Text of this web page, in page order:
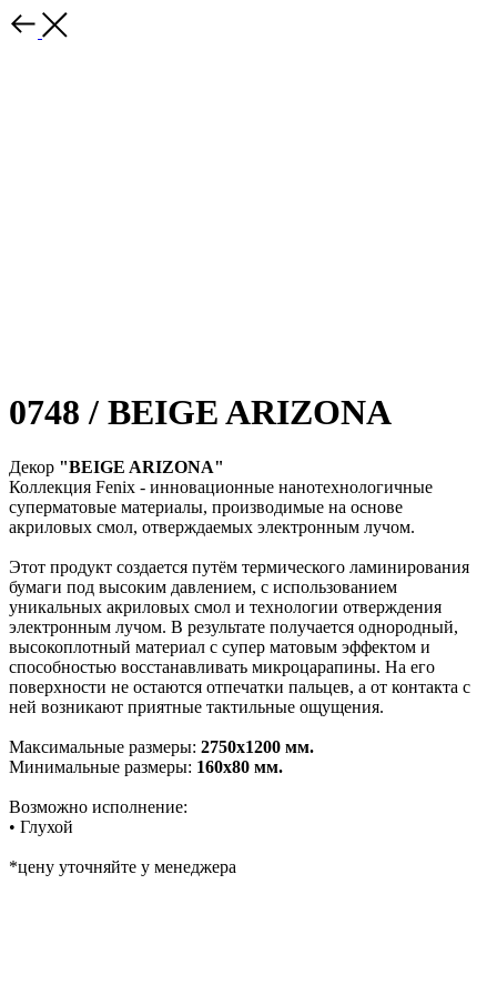
0748 / BEIGE ARIZONA
Декор "BEIGE ARIZONA"
Коллекция Fenix - инновационные нанотехнологичные
суперматовые материалы, производимые на основе
акриловых смол, отверждаемых электронным лучом.
Этот продукт создается путём термического ламинирования
бумаги под высоким давлением, с использованием
уникальных акриловых смол и технологии отверждения
электронным лучом. В результате получается однородный,
высокоплотный материал с супер матовым эффектом и
способностью восстанавливать микроцарапины. На его
поверхности не остаются отпечатки пальцев, а от контакта с
ней возникают приятные тактильные ощущения.
Максимальные размеры: 2750х1200 мм.
Минимальные размеры: 160х80 мм.
Возможно исполнение:
• Глухой
*цену уточняйте у менеджера